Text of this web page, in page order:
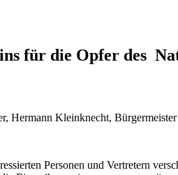
für die Opfer des
Hermann Kleinknecht,
Personen und Vertretern